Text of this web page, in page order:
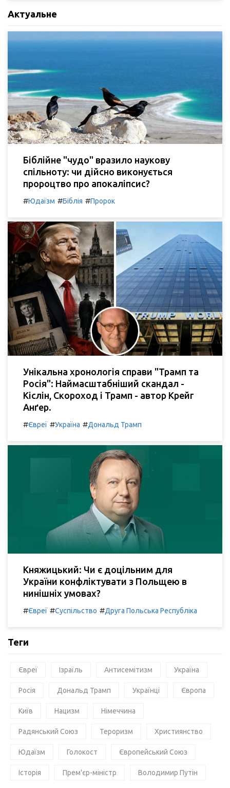
Актуальне
Біблійне "чудо" вразило наукову
спільноту: чи дійсно виконується
пророцтво про апокаліпсис?
#Юдаїзм #Біблія #Пророк
Унікальна хронологія справи "Трамп та
Росія": Наймасштабніший скандал -
Кіслін, Скороход і Трамп - автор Крейг
Анґер.
#Євреї #Україна #Дональд Трамп
Княжицький: Чи є доцільним для
України конфліктувати з Польщею в
нинішніх умовах?
#Євреї #Суспільство #Друга Польська Республіка
Теги
Євреї Ізраїль Антисемітизм Україна
Росія Дональд Трамп Українці Європа
Київ Нацизм Німеччина
Радянський Союз Тероризм Християнство
Юдаїзм Голокост Європейський Союз
Історія Прем'єр-міністр Володимир Путін